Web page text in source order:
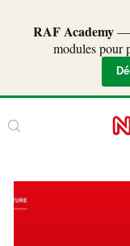
RAF Academy—
modules pour